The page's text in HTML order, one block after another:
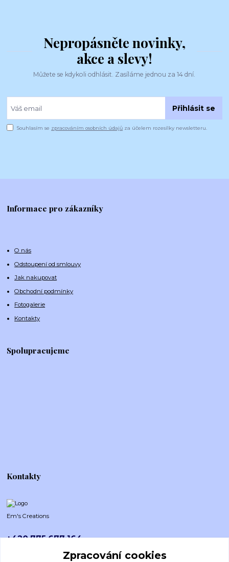
Nepropásněte novinky,
akce a slevy!
Můžete se kdykoli odhlásit. Zasíláme jednou za 14 dní.
Přihlásit se
Souhlasím se zpracováním osobních údajů za účelem rozesílky newsletteru.
Informace pro zákazníky
O nás
Odstoupení od smlouvy
Jak nakupovat
Obchodní podmínky
Fotogalerie
Kontakty
Spolupracujeme
Kontakty
Em's Creations
+420 775 677 164
Zpracování cookies